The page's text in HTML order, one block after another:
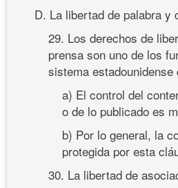
D. La libertad de palabra y
29. Los derechos de
prensa son uno de los
sistema estadounidense
a) El control del
o de lo publicado es
b) Por lo general, la
protegida por esta
30. La libertad de